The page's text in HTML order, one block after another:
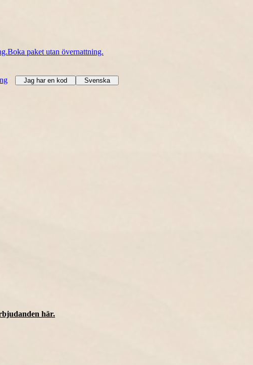
Boka paket utan övernattning.
Jag har en kod Svenska
här.